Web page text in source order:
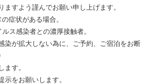
すよう謹んでお願い申し上げます。
症状がある場合。
ス感染者との濃厚接触者。
染が拡大しない為に、ご予約、ご宿泊をお断
す。
をお願いします。